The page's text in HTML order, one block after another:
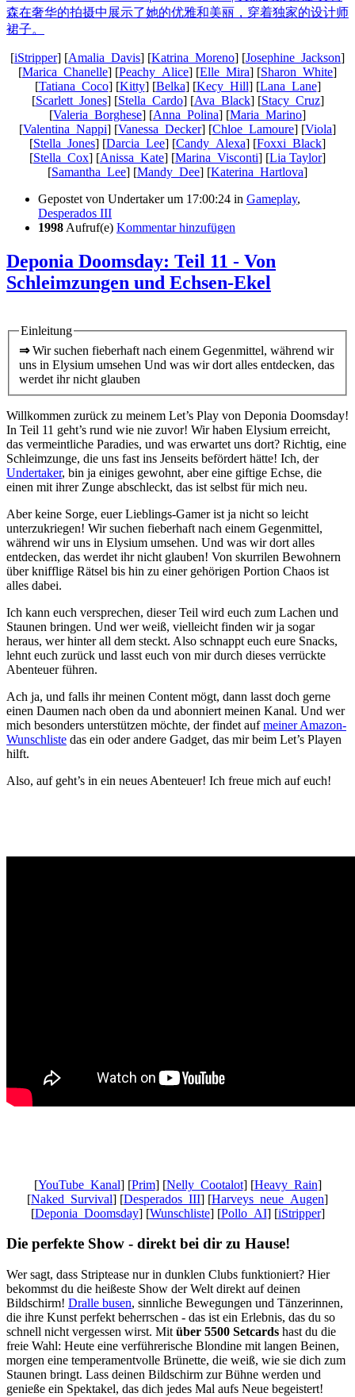
[iStripper] [Amalia_Davis] [Katrina_Moreno] [Josephine_Jackson]
[Marica_Chanelle] [Peachy_Alice] [Elle_Mira] [Sharon_White]
[Tatiana_Coco] [Kitty] [Belka] [Kecy_Hill] [Lana_Lane]
[Scarlett_Jones] [Stella_Cardo] [Ava_Black] [Stacy_Cruz]
[Valeria_Borghese] [Anna_Polina] [Maria_Marino]
[Valentina_Nappi] [Vanessa_Decker] [Chloe_Lamoure] [Viola]
[Stella_Jones] [Darcia_Lee] [Candy_Alexa] [Foxxi_Black]
[Stella_Cox] [Anissa_Kate] [Marina_Visconti] [Lia Taylor]
[Samantha_Lee] [Mandy_Dee] [Katerina_Hartlova]
Gepostet von Undertakerum 17:00:24 in Gameplay,
Desperados III
1998 Aufruf(e) Kommentar hinzufügen
Deponia Doomsday: Teil 11 - Von
Schleimzungen und Echsen-Ekel
Einleitung
⇒Wir suchen fieberhaft nach einem Gegenmittel, während wir
uns in Elysium umsehen Und was wir dort alles entdecken, das
werdet ihr nicht glauben
Willkommen zurück zu meinem Let’s Play von Deponia Doomsday!
In Teil 11 geht’s rund wie nie zuvor! Wir haben Elysium erreicht,
das vermeintliche Paradies, und was erwartet uns dort? Richtig, eine
Schleimzunge, die uns fast ins Jenseits befördert hätte! Ich, der
Undertaker, bin ja einiges gewohnt, aber eine giftige Echse, die
einen mit ihrer Zunge abschleckt, das ist selbst für mich neu.
Aber keine Sorge, euer Lieblings-Gamer ist ja nicht so leicht
unterzukriegen! Wir suchen fieberhaft nach einem Gegenmittel,
während wir uns in Elysium umsehen. Und was wir dort alles
entdecken, das werdet ihr nicht glauben! Von skurrilen Bewohnern
über knifflige Rätsel bis hin zu einer gehörigen Portion Chaos ist
alles dabei.
Ich kann euch versprechen, dieser Teil wird euch zum Lachen und
Staunen bringen. Und wer weiß, vielleicht finden wir ja sogar
heraus, wer hinter all dem steckt. Also schnappt euch eure Snacks,
lehnt euch zurück und lasst euch von mir durch dieses verrückte
Abenteuer führen.
Ach ja, und falls ihr meinen Content mögt, dann lasst doch gerne
einen Daumen nach oben da und abonniert meinen Kanal. Und wer
mich besonders unterstützen möchte, der findet aufmeiner Amazon-
Wunschliste das ein oder andere Gadget, das mir beim Let’s Playen
hilft.
Also, auf geht’s in ein neues Abenteuer! Ich freue mich auf euch!
[YouTube_Kanal] [Prim] [Nelly_Cootalot] [Heavy_Rain]
[Naked_Survival] [Desperados_III] [Harveys_neue_Augen]
[Deponia_Doomsday] [Wunschliste] [Pollo_AI] [iStripper]
Die perfekte Show - direkt bei dir zu Hause!
Wer sagt, dass Striptease nur in dunklen Clubs funktioniert? Hier
bekommst du die heißeste Show der Welt direkt auf deinen
Bildschirm! Dralle busen, sinnliche Bewegungen und Tänzerinnen,
die ihre Kunst perfekt beherrschen - das ist ein Erlebnis, das du so
schnell nicht vergessen wirst. Mit über 5500 Setcards hast du die
freie Wahl: Heute eine verführerische Blondine mit langen Beinen,
morgen eine temperamentvolle Brünette, die weiß, wie sie dich zum
Staunen bringt. Lass deinen Bildschirm zur Bühne werden und
genieße ein Spektakel, das dich jedes Mal aufs Neue begeistert!